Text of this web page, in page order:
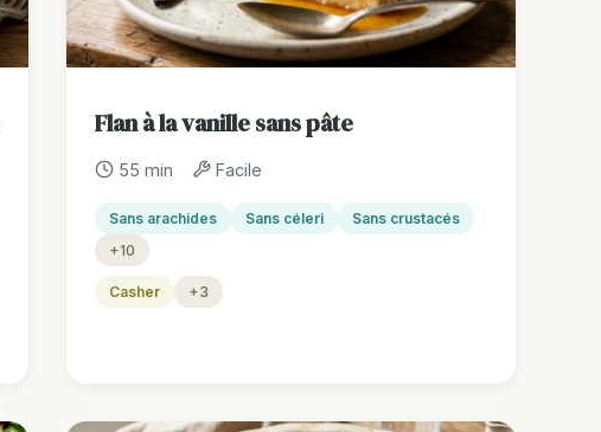
Flan à la vanille sans pâte
55 min Facile
Sans arachides Sans céleri
Sans crustacés
+10
Casher +3